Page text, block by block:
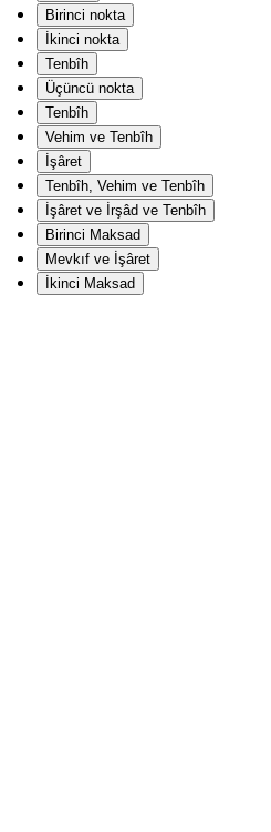
Birinci nokta
İkinci nokta
Tenbîh
Üçüncü nokta
Tenbîh
Vehim ve Tenbîh
İşâret
Tenbîh, Vehim ve Tenbîh
İşâret ve İrşâd ve Tenbîh
Birinci Maksad
Mevkıf ve İşâret
İkinci Maksad